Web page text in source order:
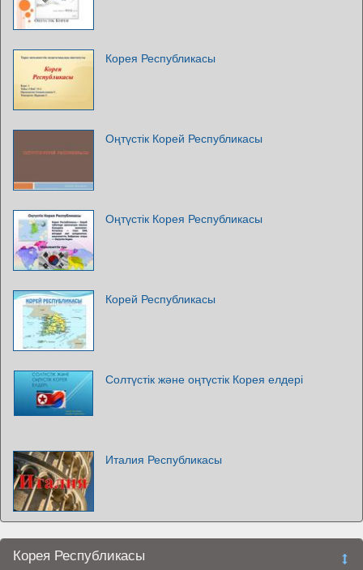
Корея Республикасы
Оңтүстік Корей Республикасы
Оңтүстік Корея Республикасы
Корей Республикасы
Солтүстік және оңтүстік Корея елдері
Италия Республикасы
Корея Республикасы